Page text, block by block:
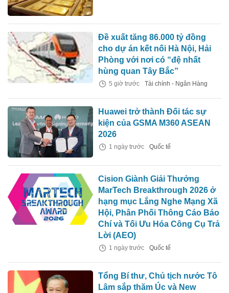
Đề xuất tăng 86.000 tỷ đồng
cho dự án kết nối Hà Nội, Hải
Phòng với nơi có “đệ nhất
hùng quan Tây Bắc”
5 giờ trước Tài chính - Ngân Hàng
Huawei trở thành Đối tác sự
kiện của GSMA M360 ASEAN
2026
1 ngày trước Quốc tế
Cision Giành Giải Thưởng
MarTech Breakthrough 2026 ở
hạng mục Lắng Nghe Mạng Xã
Hội, Phân Phối Thông Cáo Báo
Chí và Tối Ưu Hóa Công Cụ Trả
Lời (AEO)
1 ngày trước Quốc tế
Tổng Bí thư, Chủ tịch nước Tô
Lâm sắp thăm Úc và New